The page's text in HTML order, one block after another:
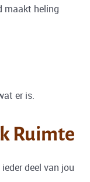
maakt heling
er is.
Ruimte
deel van jou